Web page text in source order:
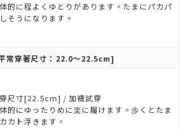
的に程よくゆとりがあります。たまにパカパ
そうになります。
常穿著尺寸：22.0～22.5cm]
尺寸[22.5cm] / 加襪試穿
的にゆったりめに楽に履けます。歩くとたま
カト浮きます。